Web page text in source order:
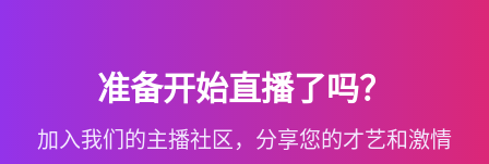
准备开始直播了吗？
加入我们的主播社区，分享您的才艺和激情